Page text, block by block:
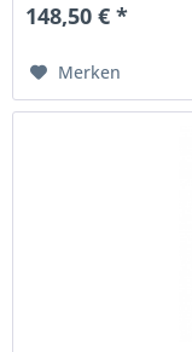
148,50 € *
Merken